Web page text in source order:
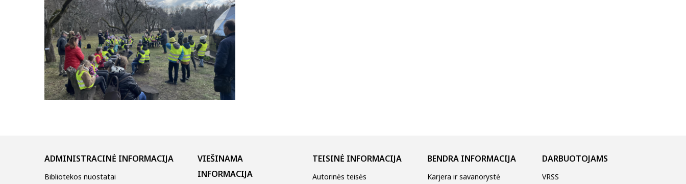
ADMINISTRACINĖ INFORMACIJA
Bibliotekos nuostatai
VIEŠINAMA
INFORMACIJA
TEISINĖ INFORMACIJA
Autorinės teisės
BENDRA INFORMACIJA
Karjera ir savanorystė
DARBUOTOJAMS
VRSS